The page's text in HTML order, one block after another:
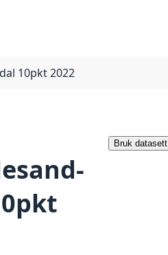
10pkt 2022
Bruk datasett